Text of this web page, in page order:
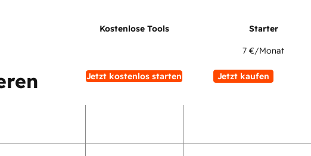
Jetzt kostenlos starten
7 €/Monat
Jetzt kaufen